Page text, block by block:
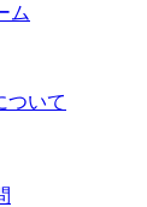
ム
ついて